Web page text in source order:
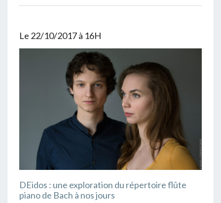
Le 22/10/2017 à 16H
DEidos : une exploration du répertoire flûte
piano de Bach à nos jours